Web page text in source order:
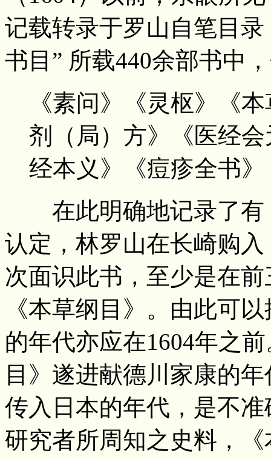
记载转录于罗山自笔目
书目” 所载440余部书中
《素问》《灵枢》《
剂（局）方》《医经
经本义》《痘疹全书
在此明确地记录了有
认定，林罗山在长崎购
次面识此书，至少是在
《本草纲目》。由此可
的年代亦应在1604年之
目》遂进献德川家康的
传入日本的年代，是不
研究者所周知之史料，